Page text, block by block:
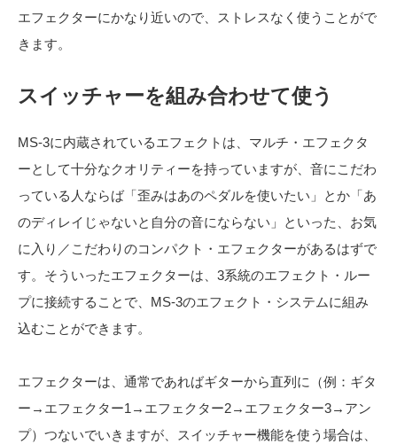
エフェクターにかなり近いので、ストレスなく使うことがで
きます。
スイッチャーを組み合わせて使う
MS-3に内蔵されているエフェクトは、マルチ・エフェクタ
ーとして十分なクオリティーを持っていますが、音にこだわ
っている人ならば「歪みはあのペダルを使いたい」とか「あ
のディレイじゃないと自分の音にならない」といった、お気
に入り／こだわりのコンパクト・エフェクターがあるはずで
す。そういったエフェクターは、3系統のエフェクト・ルー
プに接続することで、MS-3のエフェクト・システムに組み
込むことができます。
エフェクターは、通常であればギターから直列に（例：ギタ
ー→エフェクター1→エフェクター2→エフェクター3→アン
プ）つないでいきますが、スイッチャー機能を使う場合は、